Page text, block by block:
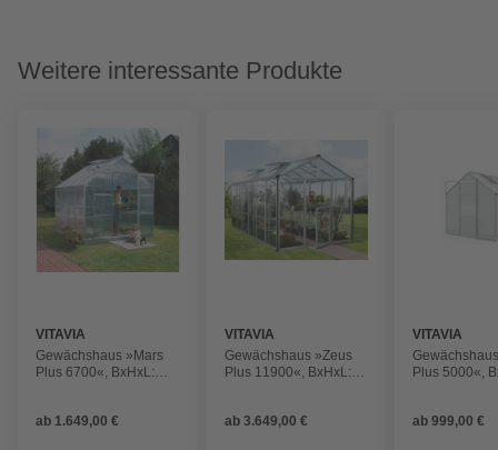
Weitere interessante Produkte
VITAVIA
Gewächshaus »Mars
Plus 6700«, BxHxL:
ab 1.649,00 €
VITAVIA
Gewächshaus »Zeus
Plus 11900«, BxHxL:
ab 3.649,00 €
VITAVIA
Plus 5000«,
ab999,00 €